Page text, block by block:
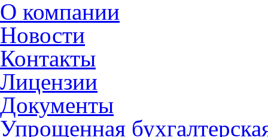
О компании
Новости
Контакты
Лицензии
Документы
Упрощенная